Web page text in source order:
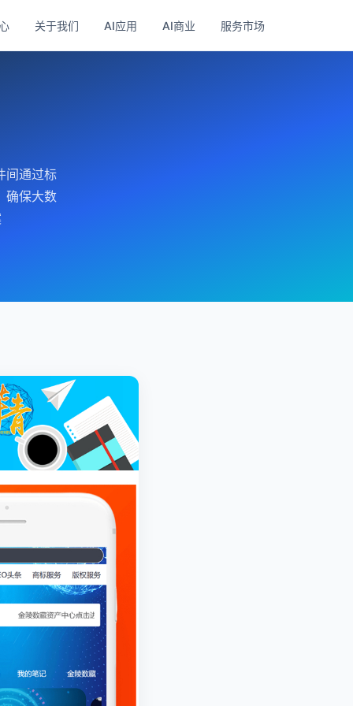
关于我们 AI应用 AI商业 服务市场
间通过标
确保大数